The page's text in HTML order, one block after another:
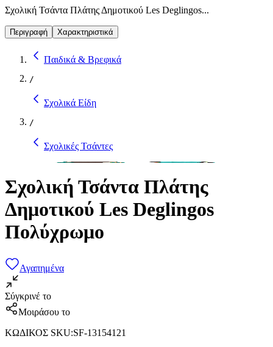
Σχολική Τσάντα Πλάτης Δημοτικού Les Deglingos...
Περιγραφή Χαρακτηριστικά
Παιδικά & Βρεφικά
/
Σχολικά Είδη
/
Σχολικές Τσάντες
Σχολική Τσάντα Πλάτης
Δημοτικού Les Deglingos
Πολύχρωμο
Αγαπημένα
Σύγκρινέ το
Μοιράσου το
ΚΩΔΙΚΟΣ SKU:SF-13154121